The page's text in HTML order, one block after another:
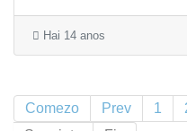
Hai 14 anos
Comezo Prev 1